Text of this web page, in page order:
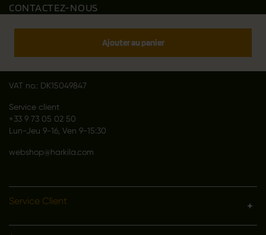
Ajouter au panier
CONTACTEZ-NOUS
Outfit International A/S
VAT no.: DK15049847
Service client
+33 9 73 05 02 50
Lun-Jeu 9-16, Ven 9-15:30
webshop@harkila.com
Service Client